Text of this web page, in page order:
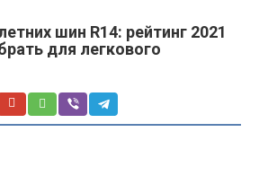
шин R14: рейтинг 2021
для легкового